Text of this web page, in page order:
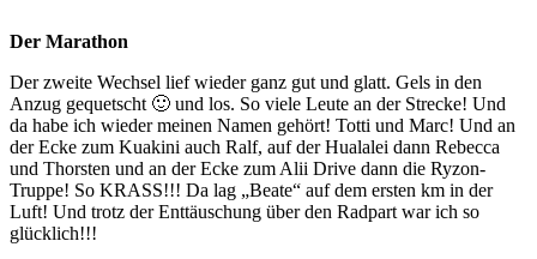
Der Marathon
Der zweite Wechsel lief wieder ganz gut und glatt. Gels in den
Anzug gequetscht 🙂 und los. So viele Leute an der Strecke! Und
da habe ich wieder meinen Namen gehört! Totti und Marc! Und an
der Ecke zum Kuakini auch Ralf, auf der Hualalei dann Rebecca
und Thorsten und an der Ecke zum Alii Drive dann die Ryzon-
Truppe! So KRASS!!! Da lag „Beate“ auf dem ersten km in der
Luft! Und trotz der Enttäuschung über den Radpart war ich so
glücklich!!!